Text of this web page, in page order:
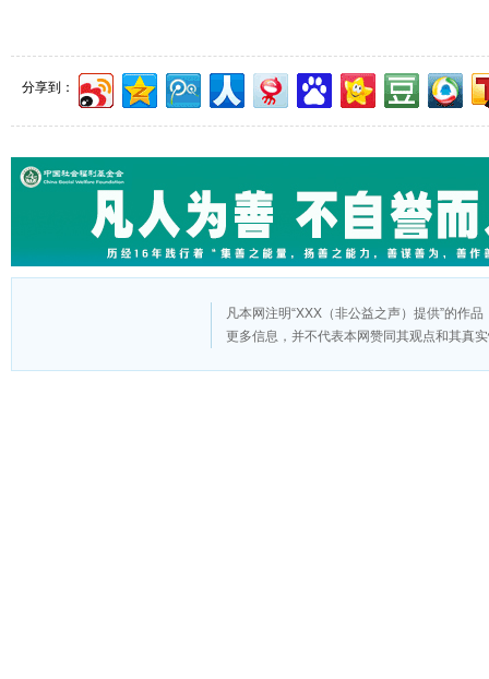
分享到：
凡本网注明“XXX（非公益之声）提供”的作
更多信息，并不代表本网赞同其观点和其真